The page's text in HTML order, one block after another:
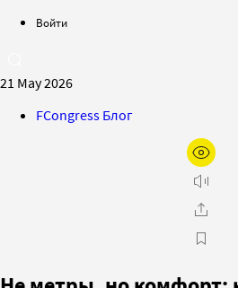
Войти
21 May 2026
FCongress Блог